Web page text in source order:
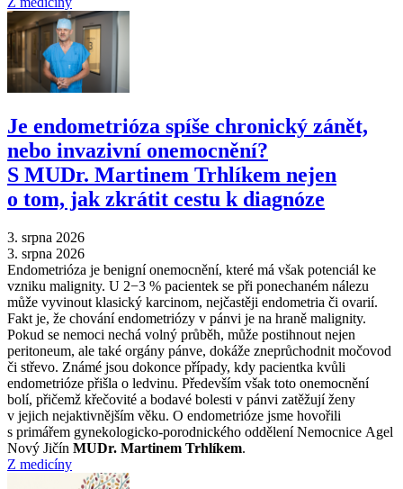
Je endometrióza spíše chronický zánět,
nebo invazivní onemocnění?
S MUDr. Martinem Trhlíkem nejen
o tom, jak zkrátit cestu k diagnóze
3. srpna 2026
3. srpna 2026
Endometrióza je benigní onemocnění, které má však potenciál ke
vzniku malignity. U 2−3 % pacientek se při ponechaném nálezu
může vyvinout klasický karcinom, nejčastěji endometria či ovarií.
Fakt je, že chování endometriózy v pánvi je na hraně malignity.
Pokud se nemoci nechá volný průběh, může postihnout nejen
peritoneum, ale také orgány pánve, dokáže zneprůchodnit močovod
či střevo. Známé jsou dokonce případy, kdy pacientka kvůli
endometrióze přišla o ledvinu. Především však toto onemocnění
bolí, přičemž křečovité a bodavé bolesti v pánvi zatěžují ženy
v jejich nejaktivnějším věku. O endometrióze jsme hovořili
s primářem gynekologicko-porodnického oddělení Nemocnice Agel
Nový Jičín MUDr. Martinem Trhlíkem.
Z medicíny